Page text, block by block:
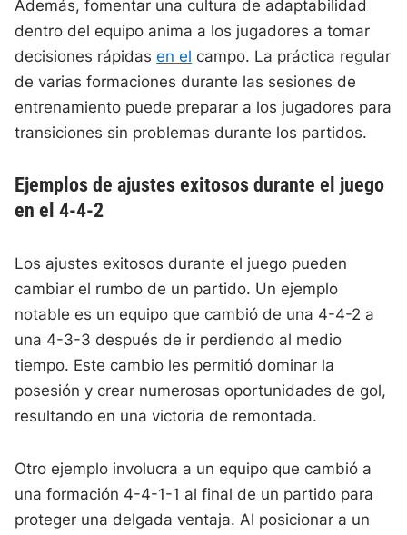
Además, fomentar una cultura de adaptabilidad
dentro del equipo anima a los jugadores a tomar
decisiones rápidasen el campo. La práctica regular
de varias formaciones durante las sesiones de
entrenamiento puede preparar a los jugadores para
transiciones sin problemas durante los partidos.
Ejemplos de ajustes exitosos durante el juego
en el 4-4-2
Los ajustes exitosos durante el juego pueden
cambiar el rumbo de un partido. Un ejemplo
notable es un equipo que cambió de una 4-4-2 a
una 4-3-3 después de ir perdiendo al medio
tiempo. Este cambio les permitió dominar la
posesión y crear numerosas oportunidades de gol,
resultando en una victoria de remontada.
Otro ejemplo involucra a un equipo que cambió a
una formación 4-4-1-1 al final de un partido para
proteger una delgada ventaja. Al posicionar a un